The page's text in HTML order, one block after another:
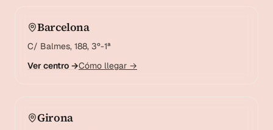
Barcelona
C/ Balmes, 188, 3º-1ª
Ver centro →Cómo llegar →
Girona